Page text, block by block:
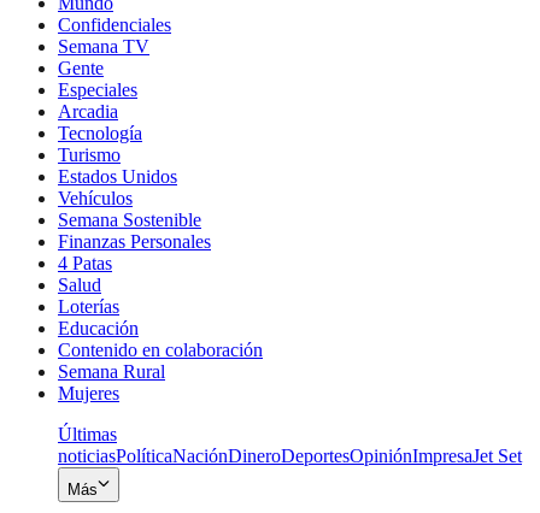
Confidenciales
Semana TV
Gente
Especiales
Arcadia
Tecnología
Turismo
Estados Unidos
Vehículos
Semana Sostenible
Finanzas Personales
4 Patas
Salud
Loterías
Educación
Contenido en colaboración
Semana Rural
Mujeres
Últimas
noticiasPolíticaNaciónDineroDeportesOpiniónImpresaJet Set
Más